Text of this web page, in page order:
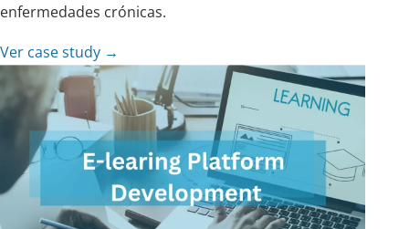
enfermedades crónicas.
Ver case study →